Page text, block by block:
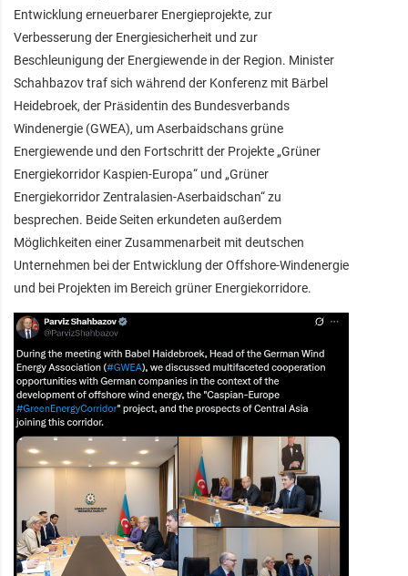
Entwicklung erneuerbarer Energieprojekte, zur
Verbesserung der Energiesicherheit und zur
Beschleunigung der Energiewende in der Region. Minister
Schahbazov traf sich während der Konferenz mit Bärbel
Heidebroek, der Präsidentin des Bundesverbands
Windenergie (GWEA), um Aserbaidschans grüne
Energiewende und den Fortschritt der Projekte „Grüner
Energiekorridor Kaspien-Europa“ und „Grüner
Energiekorridor Zentralasien-Aserbaidschan“ zu
besprechen. Beide Seiten erkundeten außerdem
Möglichkeiten einer Zusammenarbeit mit deutschen
Unternehmen bei der Entwicklung der Offshore-Windenergie
und bei Projekten im Bereich grüner Energiekorridore.